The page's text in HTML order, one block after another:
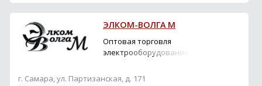
ЭЛКОМ-ВОЛГА М
Оптовая торговля
электрооборудованием
г. Самара, ул. Партизанская, д. 171